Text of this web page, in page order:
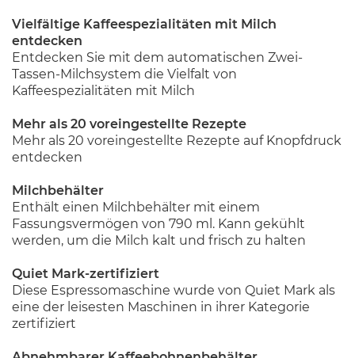
Vielfältige Kaffeespezialitäten mit Milch
entdecken
Entdecken Sie mit dem automatischen Zwei-
Tassen-Milchsystem die Vielfalt von
Kaffeespezialitäten mit Milch
Mehr als 20 voreingestellte Rezepte
Mehr als 20 voreingestellte Rezepte auf Knopfdruck
entdecken
Milchbehälter
Enthält einen Milchbehälter mit einem
Fassungsvermögen von 790 ml. Kann gekühlt
werden, um die Milch kalt und frisch zu halten
Quiet Mark-zertifiziert
Diese Espressomaschine wurde von Quiet Mark als
eine der leisesten Maschinen in ihrer Kategorie
zertifiziert